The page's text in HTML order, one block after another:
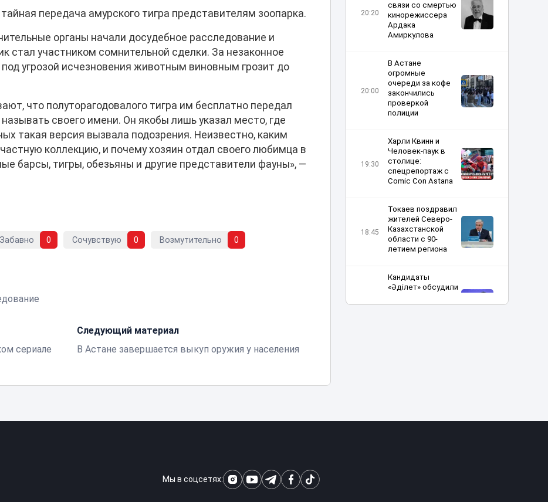
передача амурского тигра представителям зоопарка.
органы начали досудебное расследование и
стал участником сомнительной сделки. За незаконное
угрозой исчезновения животным виновным грозит до
что полуторагодовалого тигра им бесплатно передал
своего имени. Он якобы лишь указал место, где
такая версия вызвала подозрения. Неизвестно, каким
коллекцию, и почему хозяин отдал своего любимца в
барсы, тигры, обезьяны и другие представители фауны», —
Забавно 0 Сочувствую 0 Возмутительно 0
сериале
Следующий материал
В Астане завершается выкуп оружия у населения
20:20
связи со смертью
кинорежиссера
Ардака
Амиркулова
20:00
В Астане
огромные
очереди за кофе
закончились
проверкой
полиции
19:30
Харли Квинн и
Человек-паук в
столице:
спецрепортаж с
Comic Con Astana
18:45
Токаев поздравил
жителей Северо-
Казахстанской
области с 90-
летием региона
18:25
Кандидаты
«Әділет» обсудили
культуру и
Мы в соцсетях: